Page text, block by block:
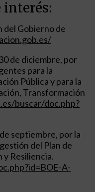
interés:
del Gobierno de
de diciembre, por
para la
Pública y para la
Transformación
buscar/doc.php?
septiembre, por la
del Plan de
Resiliencia.
A-